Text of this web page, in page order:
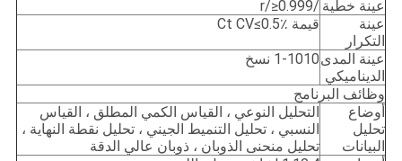
عينة خطية /r/≥0.999
عينة
التكرار
قيمة Ct CV≤0.5٪
عينة المدى
الديناميكي
1-1010 نسخ
وظائف البرنامج
أوضاع
تحليل
البيانات
التحليل النوعي ، القياس الكمي المطلق ، القياس
النسبي ، تحليل التنميط الجيني ، تحليل نقطة النهاية ،
تحليل منحنى الذوبان ، ذوبان عالي الدقة